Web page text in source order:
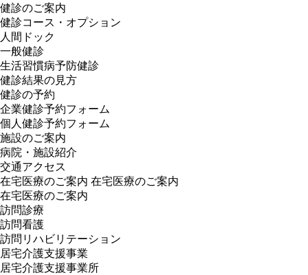
健診のご案内
健診コース・オプション
人間ドック
一般健診
生活習慣病予防健診
健診結果の見方
健診の予約
企業健診予約フォーム
個人健診予約フォーム
施設のご案内
病院・施設紹介
交通アクセス
在宅医療のご案内 在宅医療のご案内
在宅医療のご案内
訪問診療
訪問看護
訪問リハビリテーション
居宅介護支援事業
居宅介護支援事業所